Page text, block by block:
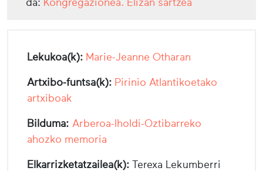
Lekukoa(k): Marie-Jeanne Otharan
Artxibo-funtsa(k): Pirinio Atlantikoetako
artxiboak
Bilduma: Arberoa-Iholdi-Oztibarreko
ahozko memoria
Elkarrizketatzailea(k): Terexa Lekumberri